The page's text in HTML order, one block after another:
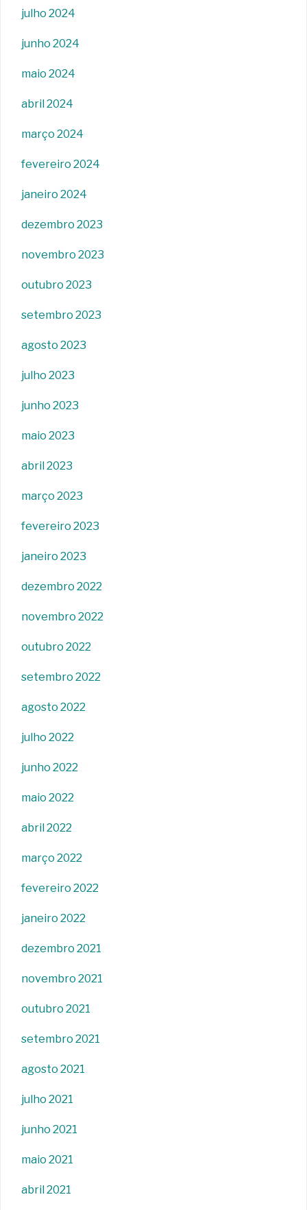
julho 2024
junho 2024
maio 2024
abril 2024
março 2024
fevereiro 2024
janeiro 2024
dezembro 2023
novembro 2023
outubro 2023
setembro 2023
agosto 2023
julho 2023
junho 2023
maio 2023
abril 2023
março 2023
fevereiro 2023
janeiro 2023
dezembro 2022
novembro 2022
outubro 2022
setembro 2022
agosto 2022
julho 2022
junho 2022
maio 2022
abril 2022
março 2022
fevereiro 2022
janeiro 2022
dezembro 2021
novembro 2021
outubro 2021
setembro 2021
agosto 2021
julho 2021
junho 2021
maio 2021
abril 2021